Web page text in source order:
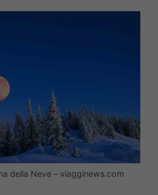
della Neve – viagginews.com